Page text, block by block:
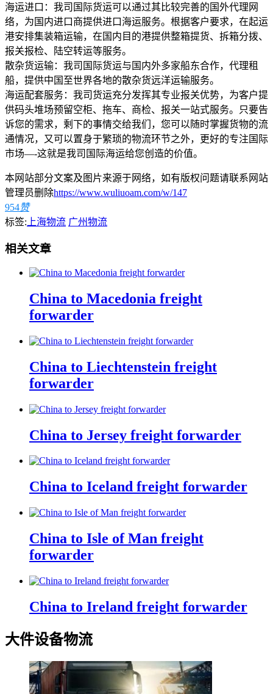
海运进口：我司国际货运可以通过其比较完善的国外代理网
络，为国内进口商提供进口海运服务。根据客户要求，在起运
港安排集装箱运输，在国内目的港提供整箱提货、拆箱分拨、
报关报检、陆空转运等服务。
散杂货运输：我司国际货运与国内外多家船东合作，代理租
船，提供中国至世界各地的散杂货远洋运输服务。
海运配套服务：我司货运充分发挥其专业报关优势，为客户提
供码头堆场预留空柜、拖车、商检、报关一站式服务。只要告
诉您的需求，剩下的事情交给我们，您可以随时掌握货物的流
通情况，又可以置身于繁琐的物流环节之外，更好的专注国际
市场—-这就是我司国际海运给您创造的价值。
本网站部分文案及图片来源于网络，如有版权问题请联系网站
管理员删除https://www.wuliuoam.com/w/147
954赞
标签: 上海物流 广州物流
相关文章
China to Macedonia freight
forwarder
China to Liechtenstein freight
forwarder
China to Jersey freight forwarder
China to Iceland freight forwarder
China to Isle of Man freight
forwarder
China to Ireland freight forwarder
大件设备物流